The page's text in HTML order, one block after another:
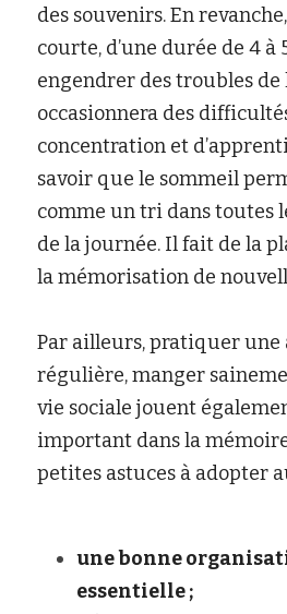
des souvenirs. En
courte, d’une durée de 4 à
engendrer des troubles
occasionnera des
concentration et
savoir que le sommeil
comme un tri dans toutes
de la journée. Il fait de la
la mémorisation de
Par ailleurs, pratiquer
régulière, manger
vie sociale jouent
important dans la
petites astuces à adopter
une bonne
essentielle ;